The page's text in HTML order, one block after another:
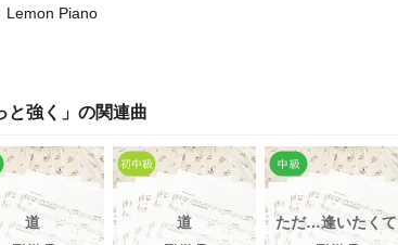
Lemon Piano
と強く 」の関連曲
道
道
ただ…逢いたくて